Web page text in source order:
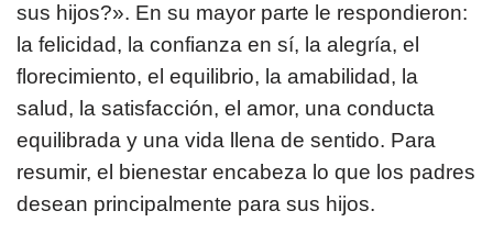
sus hijos?». En su mayor parte le respondieron:
la felicidad, la confianza en sí, la alegría, el
florecimiento, el equilibrio, la amabilidad, la
salud, la satisfacción, el amor, una conducta
equilibrada y una vida llena de sentido. Para
resumir, el bienestar encabeza lo que los padres
desean principalmente para sus hijos.